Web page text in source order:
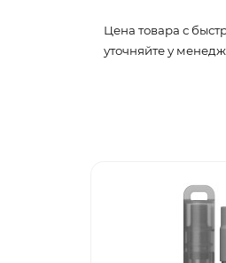
Цена товара с
уточняйте у